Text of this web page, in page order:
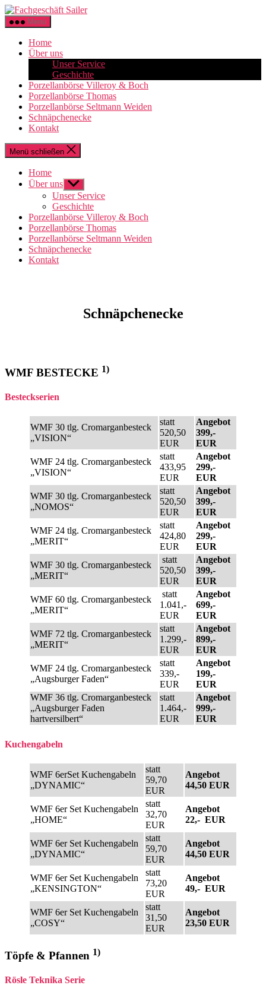
Zum
Inhalt
springen
Fachgeschäft
Menü
Home
Über uns
Unser Service
Geschichte
Porzellanbörse Villeroy & Boch
Porzellanbörse Thomas
Porzellanbörse Seltmann Weiden
Schnäpchenecke
Kontakt
Menü schließen
Home
Über uns Untermenü
anzeigen
Unser Service
Geschichte
Porzellanbörse Villeroy & Boch
Porzellanbörse Thomas
Porzellanbörse Seltmann Weiden
Schnäpchenecke
Kontakt
Schnäpchenecke
WMF BESTECKE 1)
Besteckserien
WMF 30 tlg. Cromarganbesteck
„VISION“
statt
520,50
EUR
Angebot
399,-
EUR
WMF 24 tlg. Cromarganbesteck
„VISION“
statt
433,95
EUR
Angebot
299,-
EUR
WMF 30 tlg. Cromarganbesteck
„NOMOS“
statt
520,50
EUR
Angebot
399,-
EUR
WMF 24 tlg. Cromarganbesteck
„MERIT“
statt
424,80
EUR
Angebot
299,-
EUR
WMF 30 tlg. Cromarganbesteck
„MERIT“
statt
520,50
EUR
Angebot
399,-
EUR
WMF 60 tlg. Cromarganbesteck
„MERIT“
statt
1.041,-
EUR
Angebot
699,-
EUR
WMF 72 tlg. Cromarganbesteck
„MERIT“
statt
1.299,-
EUR
Angebot
899,-
EUR
WMF 24 tlg. Cromarganbesteck
„Augsburger Faden“
statt
339,-
EUR
Angebot
199,-
EUR
WMF 36 tlg. Cromarganbesteck
„Augsburger Faden
hartversilbert“
statt
1.464,-
EUR
Angebot
999,-
EUR
Kuchengabeln
WMF 6erSet Kuchengabeln
„DYNAMIC“
statt
59,70
EUR
Angebot
44,50 EUR
WMF 6er Set Kuchengabeln
„HOME“
statt
32,70
EUR
Angebot
22,- EUR
WMF 6er Set Kuchengabeln
„DYNAMIC“
statt
59,70
EUR
Angebot
44,50 EUR
WMF 6er Set Kuchengabeln
„KENSINGTON“
statt
73,20
EUR
Angebot
49,- EUR
WMF 6er Set Kuchengabeln
„COSY“
statt
31,50
EUR
Angebot
23,50 EUR
Töpfe & Pfannen 1)
Rösle Teknika Serie